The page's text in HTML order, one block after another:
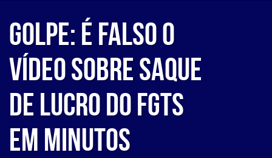
GOLPE: É falso o
vídeo sobre saque
de lucro do FGTS
em minutos